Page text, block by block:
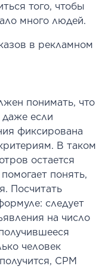
того, чтобы
много людей.
понимать, что
даже если
фиксирована
В таком
остается
понять,
Посчитать
следует
на число
человек
CPM